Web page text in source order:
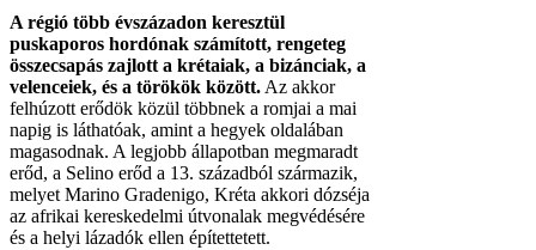
A régió több évszázadon keresztül
puskaporos hordónak számított, rengeteg
összecsapás zajlott a krétaiak, a bizánciak, a
velenceiek, és a törökök között. Az akkor
felhúzott erődök közül többnek a romjai a mai
napig is láthatóak, amint a hegyek oldalában
magasodnak. A legjobb állapotban megmaradt
erőd, a Selino erőd a 13. századból származik,
melyet Marino Gradenigo, Kréta akkori dózséja
az afrikai kereskedelmi útvonalak megvédésére
és a helyi lázadók ellen építettetett.